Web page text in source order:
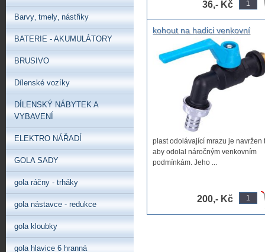
36,- Kč
kohout na hadici venkovní
mrazuvzdorný zahradní 1/2"
plast odolávající mrazu je navržen
aby odolal náročným venkovním
podmínkám. Jeho ...
200,- Kč
Barvy‚ tmely‚ nástřiky
BATERIE - AKUMULÁTORY
BRUSIVO
Dílenské vozíky
DÍLENSKÝ NÁBYTEK A
VYBAVENÍ
ELEKTRO NÁŘADÍ
GOLA SADY
gola ráčny - trháky
gola nástavce - redukce
gola kloubky
gola hlavice 6 hranná